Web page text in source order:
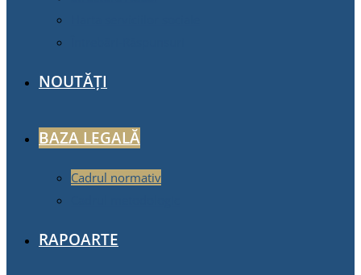
NOUTĂȚI
BAZA LEGALĂ
Cadrul normativ
RAPOARTE